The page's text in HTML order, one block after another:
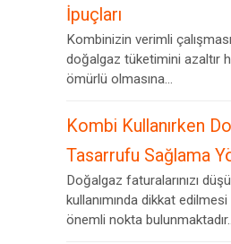
İpuçları
Kombinizin verimli
doğalgaz tüketimini azaltır
ömürlü olmasına...
Kombi Kullanırken
Tasarrufu Sağlama
Doğalgaz faturalarınızı
kullanımında dikkat
önemli nokta